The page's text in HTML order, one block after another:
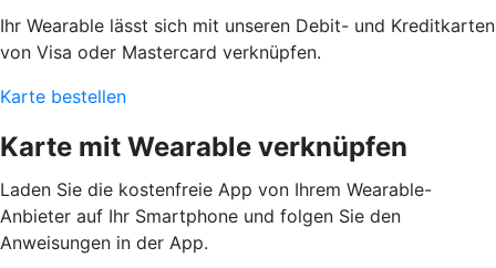
Ihr Wearable lässt sich mit unseren Debit- und Kreditkarten
von Visa oder Mastercard verknüpfen.
Karte bestellen
Karte mit Wearable verknüpfen
Laden Sie die kostenfreie App von Ihrem Wearable-
Anbieter auf Ihr Smartphone und folgen Sie den
Anweisungen in der App.